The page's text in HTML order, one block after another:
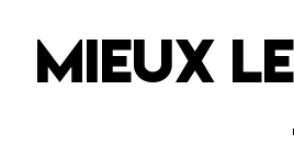
mieux